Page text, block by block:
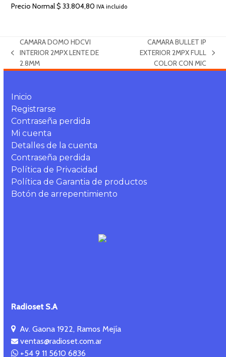
Precio Normal$ 33.804,80 IVA incluido
previous
post:
CAMARA DOMO HDCVI
INTERIOR 2MPX LENTE DE
2.8MM
post:
CAMARA BULLET IP
EXTERIOR 2MPX FULL
COLOR CON MIC
Inicio
Registrarse
Contraseña perdida
Mi cuenta
Detalles de la cuenta
Contraseña perdida
Política de Privacidad
Política de Garantia de productos
Botón de arrepentimiento
Radioset S.A
Av. Gaona 1922, Ramos Mejía
ventas@radioset.com.ar
+54 9 11 5610 6836